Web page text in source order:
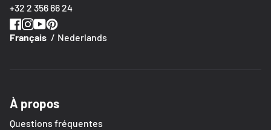
+32 2 356 66 24
Nederlands
Français
À propos
Questions fréquentes